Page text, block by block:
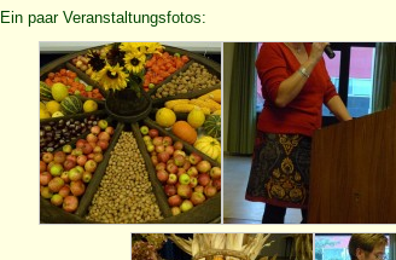
Ein paar Veranstaltungsfotos: